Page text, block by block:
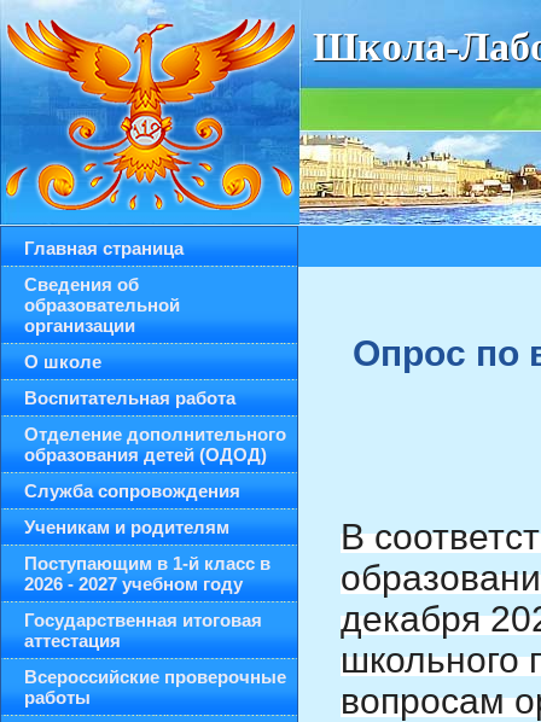
Школа-
Главная страница
Сведения об
образовательной
организации
О школе
Воспитательная работа
Отделение дополнительного
образования детей (ОДОД)
Служба сопровождения
Ученикам и родителям
Поступающим в 1-й класс в
2026 - 2027 учебном году
Государственная итоговая
аттестация
Всероссийские проверочные
работы
Опрос по
В
декабря
школьного
вопросам